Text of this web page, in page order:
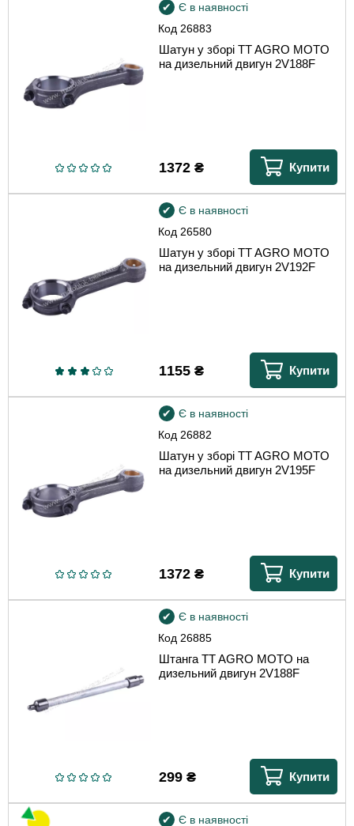
Код 26883
Є в наявності
Шатун у зборі TT AGRO MOTO
на дизельний двигун 2V188F
1372₴ Купити
Код 26580
Є в наявності
Шатун у зборі TT AGRO MOTO
на дизельний двигун 2V192F
1155₴ Купити
Код 26882
Є в наявності
Шатун у зборі TT AGRO MOTO
на дизельний двигун 2V195F
1372₴ Купити
Код 26885
Є в наявності
Штанга TT AGRO MOTO на
дизельний двигун 2V188F
299₴ Купити
Є в наявності